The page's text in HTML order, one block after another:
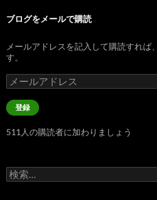
ブログをメールで購読
メールアドレスを記入して購読すれば
す。
メ
ー
ル
ア
レ
登録
511人の購読者に加わりましょう
検
索: